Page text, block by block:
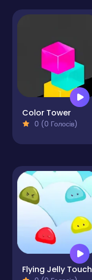
Color Tower
0 (0 Голосів)
Flying Jelly Touch